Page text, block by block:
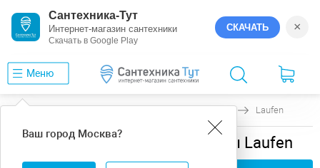
Сантехника-Тут
Интернет-магазин сантехники
Скачать в Google Play
СКАЧАТЬ ×
Меню
Ваш город Москва?
Laufen
Комплектующие для раковины Laufen